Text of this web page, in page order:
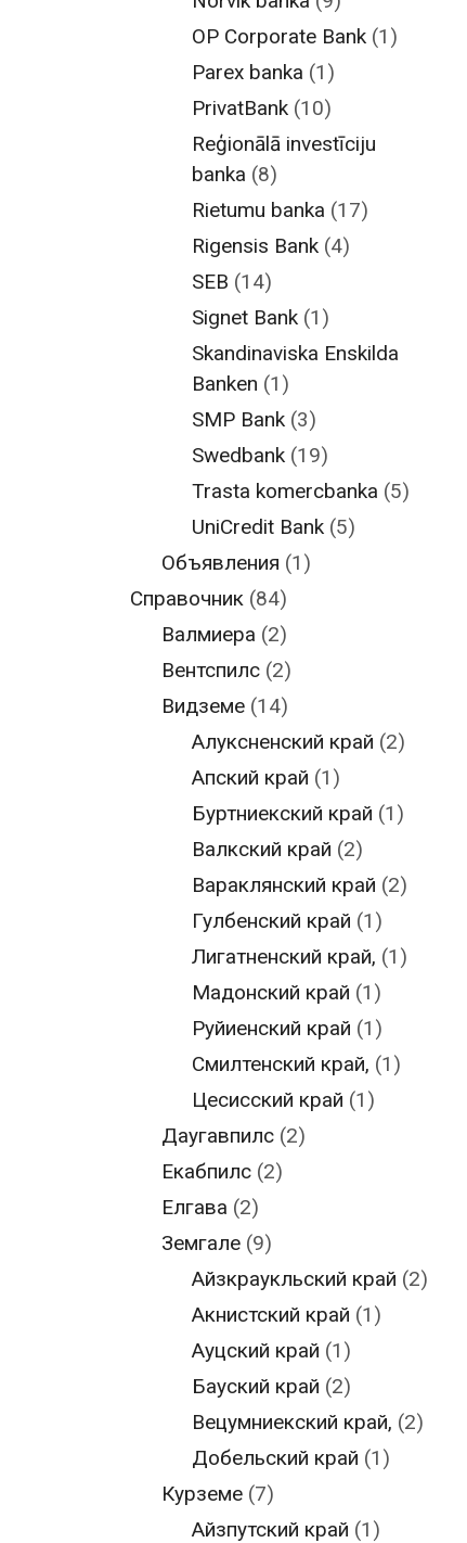
OP Corporate Bank (1)
Parex banka (1)
PrivatBank (10)
Reģionālā investīciju
banka (8)
Rietumu banka (17)
Rigensis Bank (4)
SEB (14)
Signet Bank (1)
Skandinaviska Enskilda
Banken (1)
SMP Bank (3)
Swedbank (19)
Trasta komercbanka (5)
UniCredit Bank (5)
Объявления (1)
Справочник (84)
Валмиера (2)
Вентспилс(2)
Видземе(14)
Алуксненский край (2)
Апский край (1)
Буртниекский край (1)
Валкский край (2)
Вараклянский край (2)
Гулбенский край (1)
Лигатненский край, (1)
Мадонский край (1)
Руйиенский край (1)
Смилтенский край, (1)
Цесисский край (1)
Даугавпилс(2)
Екабпилс(2)
Елгава (2)
Земгале(9)
Айзкраукльский край (2)
Акнистский край (1)
Ауцский край (1)
Бауский край (2)
Вецумниекский край, (2)
Добельский край (1)
Курземе(7)
Айзпутский край (1)